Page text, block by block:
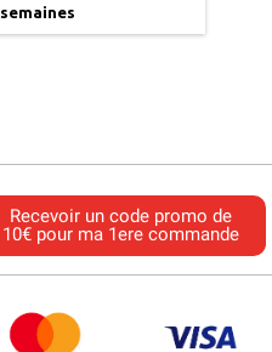
semaines
Recevoir un code promo de
10€ pour ma 1ere commande